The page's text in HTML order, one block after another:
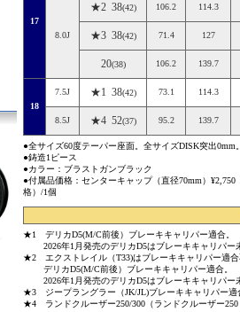
17
8.0J
★2 38(42) 106.2 114.3
★3 38(42) 71.4 127
20(38) 106.2 139.7
18
7.5J ★1 38(42) 73.1 114.3
8.5J ★4 52(37) 95.2 139.7
●全サイズ60度テーパー座面。全サイズDISK突出0mm。
●鋳造1ピース
●カラー：ブラストガンブラック
●付属品価格：センターキャップ（直径70mm）
格）/1個
★1 デリカD5(M/C前後）ブレーキキャリパー適合。
2026年1月発売のデリカD5はブレーキキャリパー
★2 エクストレイル（T33)はブレーキキャリパー適合
デリカD5(M/C前後）ブレーキキャリパー適合。
2026年1月発売のデリカD5はブレーキキャリパー
★3 ジープラングラー（JK/JL)ブレーキキャリパー適
★4 ランドクルーザー250/300（ランドクルーザー250